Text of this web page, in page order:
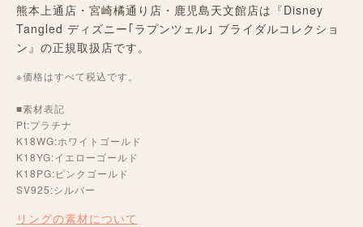
熊本上通店・宮崎橘通り店・鹿児島天文館店は『Disney
Tangled ディズニー｢ラプンツェル｣ ブライダルコレクショ
ン』の正規取扱店です。
※価格はすべて税込です。
■素材表記
Pt:プラチナ
K18WG:ホワイトゴールド
K18YG:イエローゴールド
K18PG:ピンクゴールド
SV925:シルバー
リングの素材について